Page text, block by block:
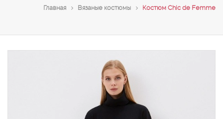
Главная Вязаные костюмы Костюм Chic de Femme